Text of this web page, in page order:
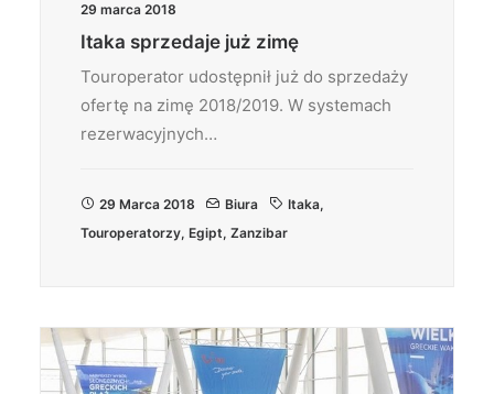
29 marca 2018
Itaka sprzedaje już zimę
Touroperator udostępnił już do sprzedaży
ofertę na zimę 2018/2019. W systemach
rezerwacyjnych…
29 Marca 2018 Biura Itaka,
Touroperatorzy, Egipt, Zanzibar